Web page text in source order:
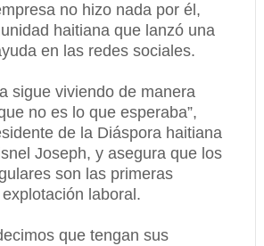
no hizo nada por él,
haitiana que lanzó una
en las redes sociales.
sigue viviendo de manera
no es lo que esperaba”,
de la Diáspora haitiana
Joseph, y asegura que los
son las primeras
laboral.
que tengan sus